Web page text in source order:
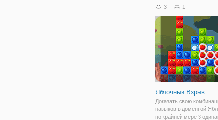
чем заключается суть
разноцветные блоки,
образуют ту
3 1
Яблочный Взрыв
Доказать свою
навыков в доменной
по крайней мере 3